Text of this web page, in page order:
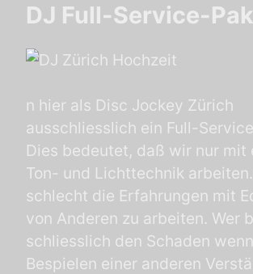
DJ Full-Service-
n hier als Disc Jockey Zürich
ausschliesslich ein Full-
Dies bedeutet, daß wir nur mit
Ton- und Lichttechnik
schlecht die Erfahrungen mit
von Anderen zu arbeiten. Wer
schliesslich den Schaden
Bespielen einer anderen